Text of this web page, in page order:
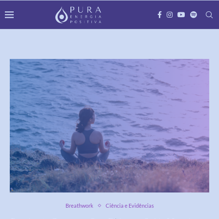
Breathwork Ciência e Evidências